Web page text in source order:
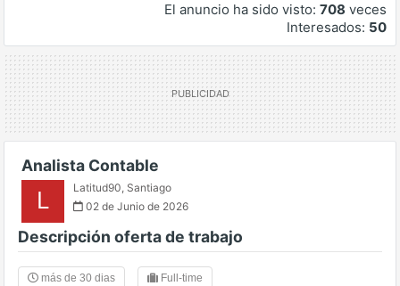
El anuncio ha sido visto: 708 veces
Interesados: 50
Analista Contable
L Latitud90, Santiago
02 de Junio de 2026
Descripción oferta de trabajo
más de 30 dias Full-time